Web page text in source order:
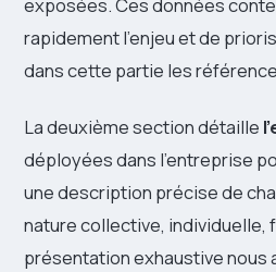
exposées. Ces données
rapidement l’enjeu et de
dans cette partie les
La deuxième section détaille
déployées dans l’entreprise
une description précise de
nature collective,
présentation exhaustive nous